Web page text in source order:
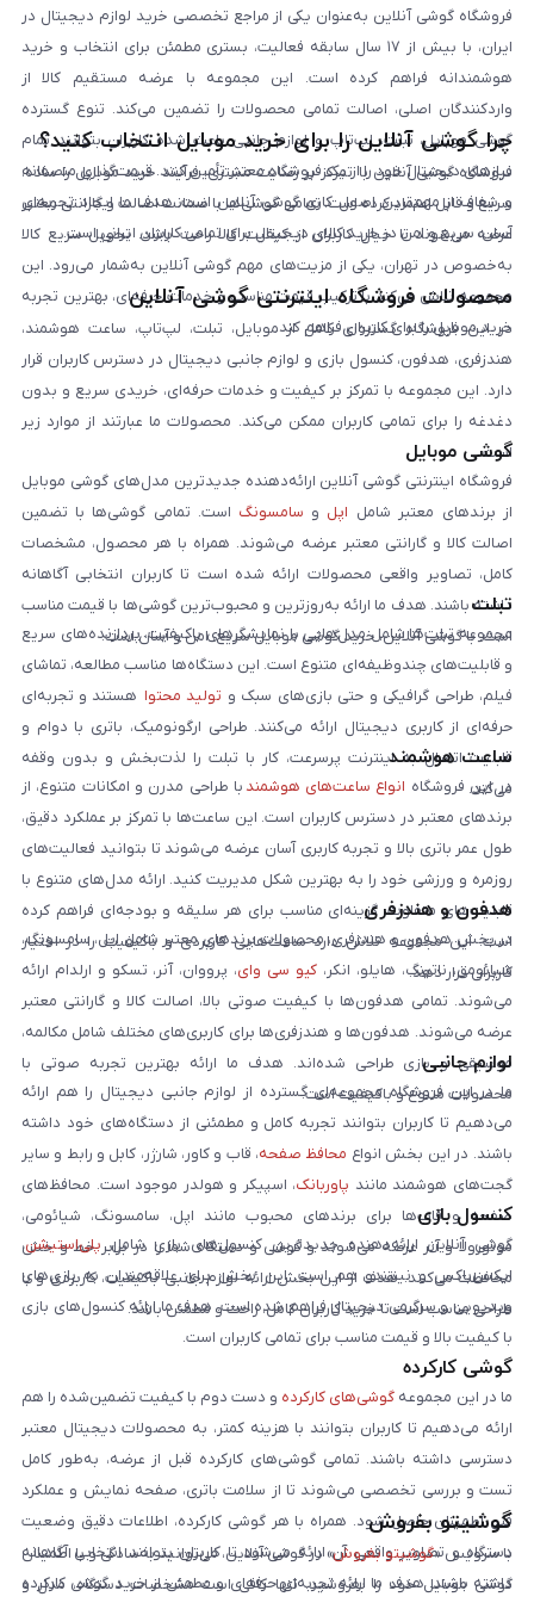
فروشگاه گوشی آنلاین به‌عنوان یکی از مراجع تخصصی خرید لوازم دیجیتال در
ایران، با بیش از ۱۷ سال سابقه فعالیت، بستری مطمئن برای انتخاب و خرید
هوشمندانه فراهم کرده است. این مجموعه با عرضه مستقیم کالا از
واردکنندگان اصلی، اصالت تمامی محصولات را تضمین می‌کند. تنوع گسترده
گوشی موبایل، تبلت، لپ‌تاپ و لوازم جانبی باعث شده کاربران بتوانند تمام
نیازهای دیجیتال خود را از یک فروشگاه معتبر تأمین کنند. قیمت‌گذاری منصفانه
و شفاف از مهم‌ترین اصول کاری گوشی آنلاین است. هدف ما ایجاد تجربه‌ای
آسان، سریع و امن در خرید کالای دیجیتال برای تمامی کاربران ایرانی است.
چرا گوشی آنلاین را برای خرید موبایل انتخاب کنید؟
فروشگاه گوشی آنلاین با تمرکز بر رضایت مشتری، فرآیند خرید موبایل را ساده،
سریع و قابل اعتماد کرده است. تمامی گوشی‌ها با ضمانت اصالت و گارانتی معتبر
عرضه می‌شوند تا خیال کاربران از کیفیت کالا راحت باشد. تحویل سریع کالا
به‌خصوص در تهران، یکی از مزیت‌های مهم گوشی آنلاین به‌شمار می‌رود. این
مجموعه تلاش می‌کند با ترکیب قیمت مناسب و خدمات حرفه‌ای، بهترین تجربه
خرید موبایل را برای کاربران فراهم کند.
محصولات فروشگاه اینترنتی گوشی آنلاین
در این فروشگاه گستره‌ای کامل از موبایل، تبلت، لپ‌تاپ، ساعت هوشمند،
هندزفری، هدفون، کنسول بازی و لوازم جانبی دیجیتال در دسترس کاربران قرار
دارد. این مجموعه با تمرکز بر کیفیت و خدمات حرفه‌ای، خریدی سریع و بدون
دغدغه را برای تمامی کاربران ممکن می‌کند. محصولات ما عبارتند از موارد زیر
است:
گوشی موبایل
فروشگاه اینترنتی گوشی آنلاین ارائه‌دهنده جدیدترین مدل‌های گوشی موبایل
از برندهای معتبر شامل اپل و سامسونگ است. تمامی گوشی‌ها با تضمین
اصالت کالا و گارانتی معتبر عرضه می‌شوند. همراه با هر محصول، مشخصات
کامل، تصاویر واقعی محصولات ارائه شده است تا کاربران انتخابی آگاهانه
داشته باشند. هدف ما ارائه به‌روزترین و محبوب‌ترین گوشی‌ها با قیمت مناسب
است. با گوشی آنلاین، خرید گوشی موبایل سریع، امن و آسان است.
تبلت
مجموعه تبلت‌ها شامل مدل‌هایی با نمایشگرهای باکیفیت، پردازنده‌های سریع
و قابلیت‌های چندوظیفه‌ای متنوع است. این دستگاه‌ها مناسب مطالعه، تماشای
فیلم، طراحی گرافیکی و حتی بازی‌های سبک و تولید محتوا هستند و تجربه‌ای
حرفه‌ای از کاربری دیجیتال ارائه می‌کنند. طراحی ارگونومیک، باتری با دوام و
قابلیت اتصال به اینترنت پرسرعت، کار با تبلت را لذت‌بخش و بدون وقفه
می‌کند.
ساعت هوشمند
در این فروشگاه انواع ساعت‌های هوشمند با طراحی مدرن و امکانات متنوع، از
برندهای معتبر در دسترس کاربران است. این ساعت‌ها با تمرکز بر عملکرد دقیق،
طول عمر باتری بالا و تجربه کاربری آسان عرضه می‌شوند تا بتوانید فعالیت‌های
روزمره و ورزشی خود را به بهترین شکل مدیریت کنید. ارائه مدل‌های متنوع با
قابلیت‌های متفاوت، گزینه‌ای مناسب برای هر سلیقه و بودجه‌ای فراهم کرده
است. این مجموعه تلاش دارد ساعت‌هایی کاربردی و باکیفیت را در اختیار
کاربران قرار دهد.
هدفون و هندزفری
در بخش هدفون و هندزفری، محصولات برندهای معتبر شامل اپل، سامسونگ،
شیائومی، ناتینگ، هایلو، انکر، کیو سی وای، پرووان، آنر، تسکو و ارلدام ارائه
می‌شوند. تمامی هدفون‌ها با کیفیت صوتی بالا، اصالت کالا و گارانتی معتبر
عرضه می‌شوند. هدفون‌ها و هندزفری‌ها برای کاربری‌های مختلف شامل مکالمه،
موسیقی و بازی طراحی شده‌اند. هدف ما ارائه بهترین تجربه صوتی با
محصولات متنوع و باکیفیت است.
لوازم جانبی
ما در این فروشگاه مجموعه‌ای گسترده از لوازم جانبی دیجیتال را هم ارائه
می‌دهیم تا کاربران بتوانند تجربه کامل و مطمئنی از دستگاه‌های خود داشته
باشند. در این بخش انواع محافظ صفحه، قاب و کاور، شارژر، کابل و رابط و سایر
گجت‌های هوشمند مانند پاوربانک، اسپیکر و هولدر موجود است. محافظ‌های
صفحه و قاب‌ها برای برندهای محبوب مانند اپل، سامسونگ، شیائومی،
موتورولا و آنر عرضه می‌شوند و گوشی و دستگاه شما را در برابر خط و خش
محافظت می‌کنند. هدف از این بخش ارائه لوازم جانبی باکیفیت، کاربردی و با
طراحی مناسب است تا خرید کاربران کامل، راحت و مطمئن باشد.
کنسول بازی
گوشی آنلاین ارائه‌دهنده جدیدترین کنسول‌های بازی شامل پلی‌استیشن،
ایکس‌باکس و نینتندو هم است. این بخش برای علاقه‌مندان به بازی‌های
ویدیویی و سرگرمی دیجیتال فراهم شده است. هدف ما ارائه کنسول‌های بازی
با کیفیت بالا و قیمت مناسب برای تمامی کاربران است.
گوشی کارکرده
ما در این مجموعه گوشی‌های کارکرده و دست دوم با کیفیت تضمین‌شده را هم
ارائه می‌دهیم تا کاربران بتوانند با هزینه کمتر، به محصولات دیجیتال معتبر
دسترسی داشته باشند. تمامی گوشی‌های کارکرده قبل از عرضه، به‌طور کامل
تست و بررسی تخصصی می‌شوند تا از سلامت باتری، صفحه نمایش و عملکرد
فنی اطمینان حاصل شود. همراه با هر گوشی کارکرده، اطلاعات دقیق وضعیت
دستگاه و تصاویر واقعی آن ارائه می‌شود تا کاربران بتوانند انتخابی آگاهانه
داشته باشند. هدف ما ارائه تجربه‌ای حرفه‌ای و مطمئن از خرید گوشی کارکرده
گوشیتو بفروش
با سرویس «گوشیتو بفروش» در گوشی آنلاین، می‌توانید به‌سادگی و با اطمینان
گوشی موبایل خود را بفروشید. تنها کافی است مشخصات دستگاه، مدل و